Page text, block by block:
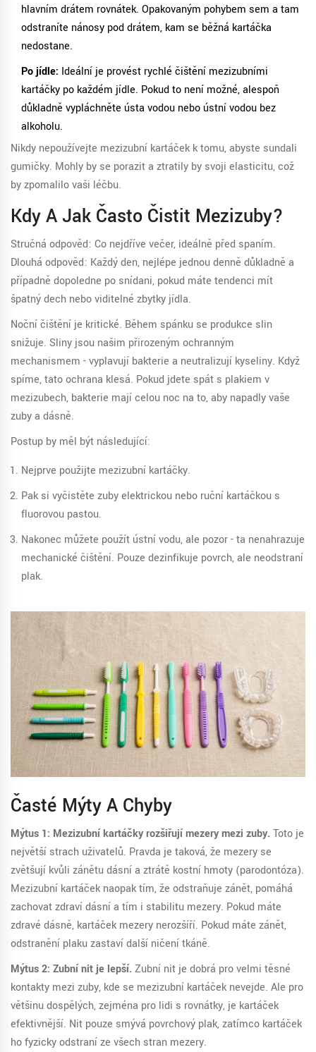
hlavním drátem rovnátek. Opakovaným pohybem sem a tam
odstraníte nánosy pod drátem, kam se běžná kartáčka
nedostane.
Po jídle: Ideální je provést rychlé čištění mezizubními
kartáčky po každém jídle. Pokud to není možné, alespoň
důkladně vypláchněte ústa vodou nebo ústní vodou bez
alkoholu.
Nikdy nepoužívejte mezizubní kartáček k tomu, abyste sundali
gumičky. Mohly by se porazit a ztratily by svoji elasticitu, což
by zpomalilo vaši léčbu.
Kdy A Jak Často Čistit Mezizuby?
Stručná odpověď: Co nejdříve večer, ideálně před spaním.
Dlouhá odpověď: Každý den, nejlépe jednou denně důkladně a
případně dopoledne po snídani, pokud máte tendenci mít
špatný dech nebo viditelné zbytky jídla.
Noční čištění je kritické. Během spánku se produkce slin
snižuje. Sliny jsou našim přirozeným ochranným
mechanismem - vyplavují bakterie a neutralizují kyseliny. Když
spíme, tato ochrana klesá. Pokud jdete spát s plakiem v
mezizubech, bakterie mají celou noc na to, aby napadly vaše
zuby a dásně.
Postup by měl být následující:
Nejprve použijte mezizubní kartáčky.
Pak si vyčistěte zuby elektrickou nebo ruční kartáčkou s
fluorovou pastou.
Nakonec můžete použít ústní vodu, ale pozor - ta nenahrazuje
mechanické čištění. Pouze dezinfikuje povrch, ale neodstraní
plak.
Časté Mýty A Chyby
Mýtus 1: Mezizubní kartáčky rozšiřují mezery mezi zuby. Toto je
největší strach uživatelů. Pravda je taková, že mezery se
zvětšují kvůli zánětu dásní a ztrátě kostní hmoty (parodontóza).
Mezizubní kartáček naopak tím, že odstraňuje zánět, pomáhá
zachovat zdraví dásní a tím i stabilitu mezery. Pokud máte
zdravé dásně, kartáček mezery nerozšíří. Pokud máte zánět,
odstranění plaku zastaví další ničení tkáně.
Mýtus 2: Zubní niť je lepší. Zubní niť je dobrá pro velmi těsné
kontakty mezi zuby, kde se mezizubní kartáček nevejde. Ale pro
většinu dospělých, zejména pro lidi s rovnátky, je kartáček
efektivnější. Niť pouze smývá povrchový plak, zatímco kartáček
ho fyzicky odstraní ze všech stran mezery.